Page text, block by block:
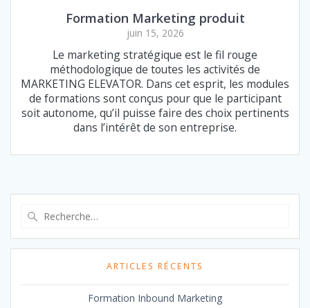
Formation Marketing produit
juin 15, 2026
Le marketing stratégique est le fil rouge
méthodologique de toutes les activités de
MARKETING ELEVATOR. Dans cet esprit, les modules
de formations sont conçus pour que le participant
soit autonome, qu’il puisse faire des choix pertinents
dans l’intérêt de son entreprise.
:
ARTICLES RÉCENTS
Formation Inbound Marketing